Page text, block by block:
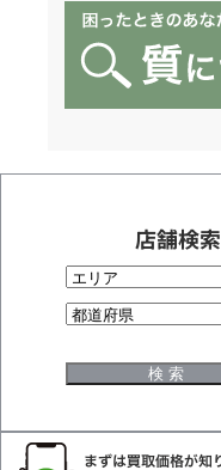
店舗検索